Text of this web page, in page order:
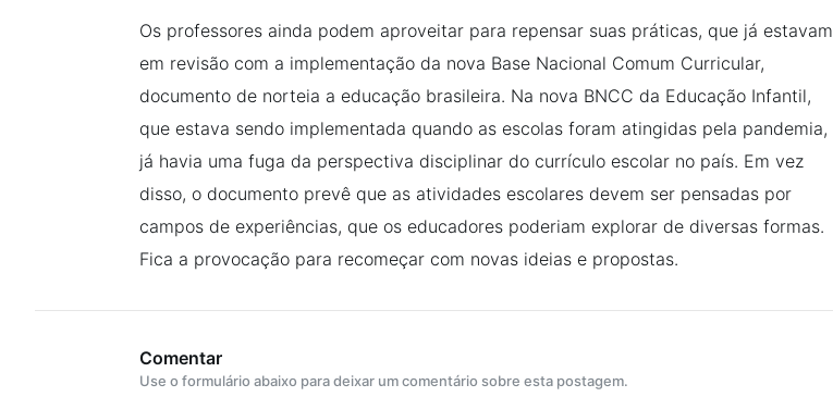
Os professores ainda podem aproveitar para repensar suas práticas, que já estavam
em revisão com a implementação da nova Base Nacional Comum Curricular,
documento de norteia a educação brasileira. Na nova BNCC da Educação Infantil,
que estava sendo implementada quando as escolas foram atingidas pela pandemia,
já havia uma fuga da perspectiva disciplinar do currículo escolar no país. Em vez
disso, o documento prevê que as atividades escolares devem ser pensadas por
campos de experiências, que os educadores poderiam explorar de diversas formas.
Fica a provocação para recomeçar com novas ideias e propostas.
Comentar
Use o formulário abaixo para deixar um comentário sobre esta postagem.